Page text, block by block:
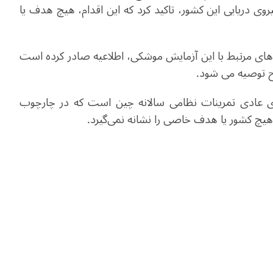
دریایی این کشور، تاکید کرد که این اقدام، هیچ هدف یا
با این آزمایش موشکی، اطلاعیه صادر کرده است
توصیه می شود.
عادی تمرینات نظامی سالانه چین است که در چارچوب
هیچ کشور یا هدف خاصی را نشانه نمی‌گیرد.